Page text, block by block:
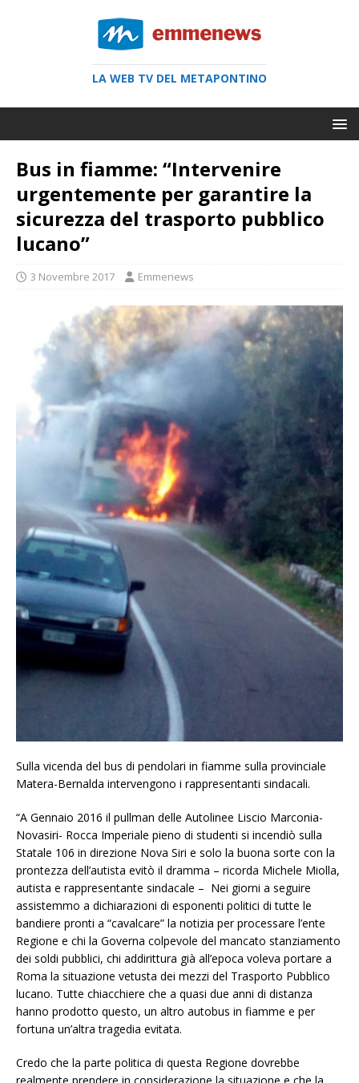
LA WEB TV DEL METAPONTINO
Bus in fiamme: “Intervenire
urgentemente per garantire la
sicurezza del trasporto pubblico
lucano”
3 Novembre 2017 Emmenews
Sulla vicenda del bus di pendolari in fiamme sulla provinciale
Matera-Bernalda intervengono i rappresentanti sindacali.
“A Gennaio 2016 il pullman delle Autolinee Liscio Marconia-
Novasiri- Rocca Imperiale pieno di studenti si incendiò sulla
Statale 106 in direzione Nova Siri e solo la buona sorte con la
prontezza dell’autista evitò il dramma – ricorda Michele Miolla,
autista e rappresentante sindacale – Nei giorni a seguire
assistemmo a dichiarazioni di esponenti politici di tutte le
bandiere pronti a “cavalcare” la notizia per processare l’ente
Regione e chi la Governa colpevole del mancato stanziamento
dei soldi pubblici, chi addirittura già all’epoca voleva portare a
Roma la situazione vetusta dei mezzi del Trasporto Pubblico
lucano. Tutte chiacchiere che a quasi due anni di distanza
hanno prodotto questo, un altro autobus in fiamme e per
fortuna un’altra tragedia evitata.
Credo che la parte politica di questa Regione dovrebbe